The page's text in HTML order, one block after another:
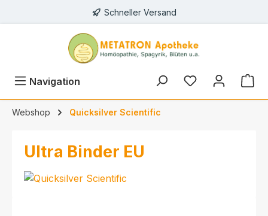
Schneller Versand
Navigation
Webshop Quicksilver Scientific
Ultra Binder EU